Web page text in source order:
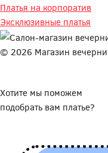
Платья на корпоратив
Эксклюзивные платья
© 2026 Магазин
Хотите мы поможем
подобрать вам платье?